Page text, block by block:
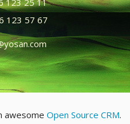
25 11
57 67
awesome Open Source CRM.